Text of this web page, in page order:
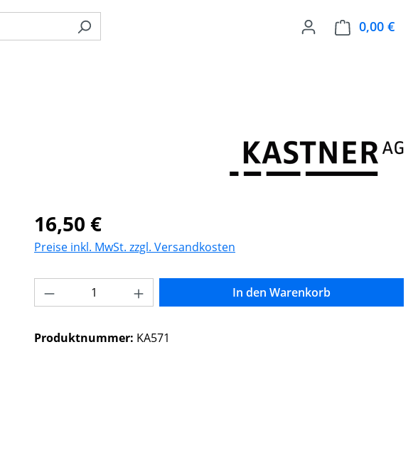
0,00 €
Regulärer Preis:
16,50 €
Preise inkl. MwSt. zzgl. Versandkosten
Produkt Anzahl: Gib den gewünschten Wert
In den Warenkorb
Produktnummer: KA571